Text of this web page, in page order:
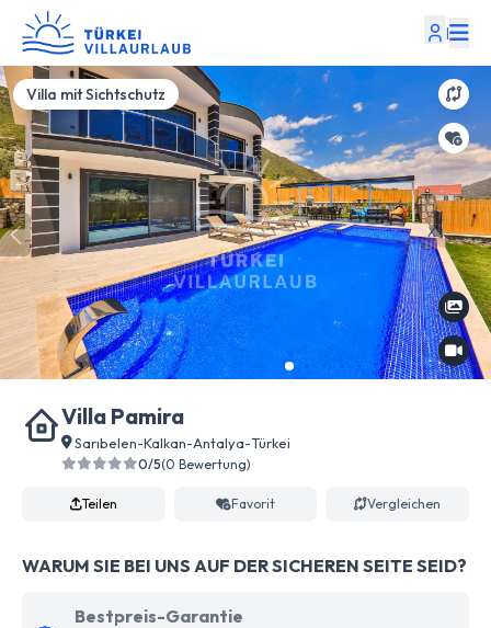
|
Villa mit Sichtschutz
Villa Pamira
Sarıbelen-Kalkan-Antalya-Türkei
0/5(0 Bewertung)
Teilen Favorit Vergleichen
WARUM SIE BEI UNS AUF DER SICHEREN SEITE SEID?
Bestpreis-Garantie